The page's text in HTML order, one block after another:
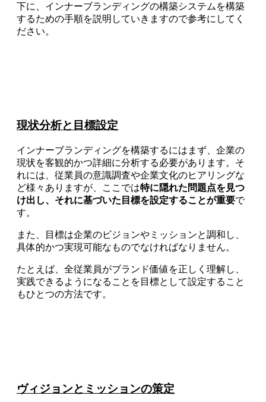
下に、インナーブランディングの構築システムを構築
するための手順を説明していきますので参考にしてく
ださい。
現状分析と目標設定
インナーブランディングを構築するにはまず、企業の
現状を客観的かつ詳細に分析する必要があります。そ
れには、従業員の意識調査や企業文化のヒアリングな
ど様々ありますが、ここでは特に隠れた問題点を見つ
け出し、それに基づいた目標を設定することが重要で
す。
また、目標は企業のビジョンやミッションと調和し、
具体的かつ実現可能なものでなければなりません。
たとえば、全従業員がブランド価値を正しく理解し、
実践できるようになることを目標として設定すること
もひとつの方法です。
ヴィジョンとミッションの策定